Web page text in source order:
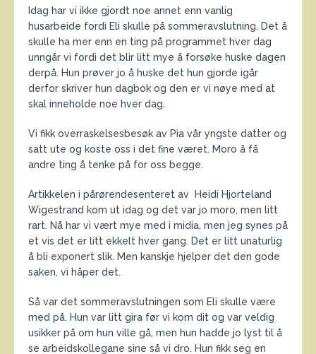
Idag har vi ikke gjordt noe annet enn vanlig
husarbeide fordi Eli skulle på sommeravslutning. Det å
skulle ha mer enn en ting på programmet hver dag
unngår vi fordi det blir litt mye å forsøke huske dagen
derpå. Hun prøver jo å huske det hun gjorde igår
derfor skriver hun dagbok og den er vi nøye med at
skal inneholde noe hver dag.
Vi fikk overraskelsesbesøk av Pia vår yngste datter og
satt ute og koste oss i det fine været. Moro å få
andre ting å tenke på for oss begge.
Artikkelen i pårørendesenteret av Heidi Hjorteland
Wigestrand kom ut idag og det var jo moro, men litt
rart. Nå har vi vært mye med i midia, men jeg synes på
et vis det er litt ekkelt hver gang. Det er litt unaturlig
å bli exponert slik. Men kanskje hjelper det den gode
saken, vi håper det.
Så var det sommeravslutningen som Eli skulle være
med på. Hun var litt gira før vi kom dit og var veldig
usikker på om hun ville gå, men hun hadde jo lyst til å
se arbeidskollegane sine så vi dro. Hun fikk seg en